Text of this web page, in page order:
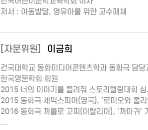
저서 : 아동발달, 영유아를 위한 교수매체
[자문위원] 이금희
건국대학교 동화미디어콘텐츠학과 동화극 담당
한국영문학회 회원
2015 너의 이야기를 들려줘 스토리텔링대회 심
2015 동화극 세익스피어(영국), '로미오와 줄
2016 동화극 까를로 고찌(이탈리아), '까마귀'
…